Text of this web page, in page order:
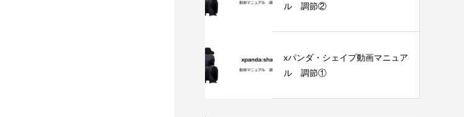
ル 調節②
xパンダ・シェイプ動画マニュア
ル 調節①